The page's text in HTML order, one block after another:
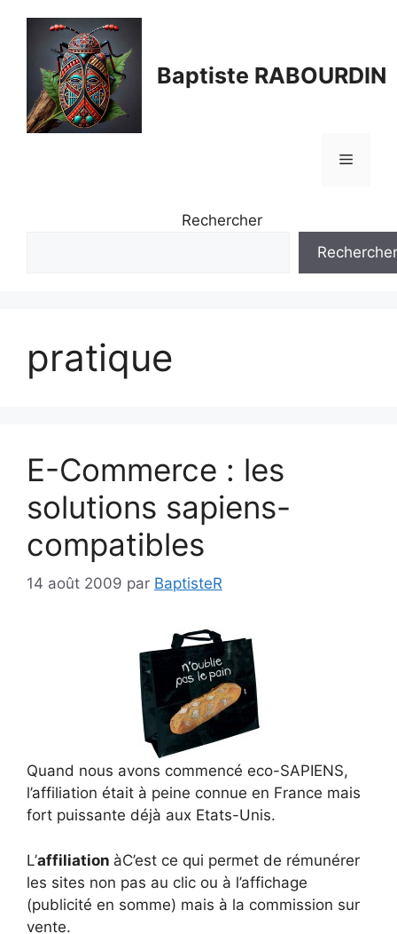
contenu
Baptiste RABOURDIN
Menu
Rechercher
Rechercher
pratique
E-Commerce : les
solutions sapiens-
compatibles
14 août 2009 par BaptisteR
Quand nous avons commencé eco-SAPIENS,
l’affiliation était à peine connue en France mais
fort puissante déjà aux Etats-Unis.
L’affiliation àC’est ce qui permet de rémunérer
les sites non pas au clic ou à l’affichage
(publicité en somme) mais à la commission sur
vente.